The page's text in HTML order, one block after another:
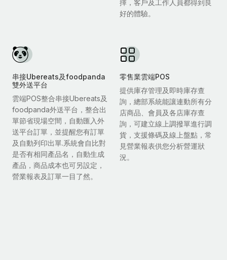
擇，客戶及工作人員都得到良
好的體驗。
串接Ubereats及foodpanda
雙外送平台
雲端POS整合串接Ubereats及
foodpanda外送平台，整合出
單節省現場空間，自動匯入外
送平台訂單，並提醒您有訂單
及自動列印出單.系統會自比對
是否有相同產品名，自動生成
產品，商品成本也可另設定，
營業報表及訂單一目了然。
零售業雲端POS
提供庫存管理及即時庫存查
詢，總部系統能讓連動所有分
店商品、會員及各店庫存查
詢，可建立線上調撥單進行調
貨，支援條碼及線上盤點，常
見營業報表供您分析營運狀
況。